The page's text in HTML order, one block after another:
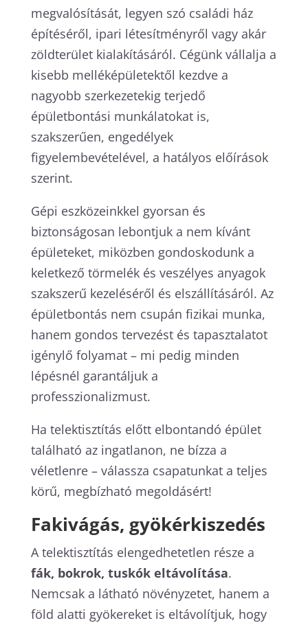
megvalósítását, legyen szó családi ház
építéséről, ipari létesítményről vagy akár
zöldterület kialakításáról. Cégünk vállalja a
kisebb melléképületektől kezdve a
nagyobb szerkezetekig terjedő
épületbontási munkálatokat is,
szakszerűen, engedélyek
figyelembevételével, a hatályos előírások
szerint.
Gépi eszközeinkkel gyorsan és
biztonságosan lebontjuk a nem kívánt
épületeket, miközben gondoskodunk a
keletkező törmelék és veszélyes anyagok
szakszerű kezeléséről és elszállításáról. Az
épületbontás nem csupán fizikai munka,
hanem gondos tervezést és tapasztalatot
igénylő folyamat – mi pedig minden
lépésnél garantáljuk a
professzionalizmust.
Ha telektisztítás előtt elbontandó épület
található az ingatlanon, ne bízza a
véletlenre – válassza csapatunkat a teljes
körű, megbízható megoldásért!
Fakivágás, gyökérkiszedés
A telektisztítás elengedhetetlen része a
fák, bokrok, tuskók eltávolítása.
Nemcsak a látható növényzetet, hanem a
föld alatti gyökereket is eltávolítjuk, hogy